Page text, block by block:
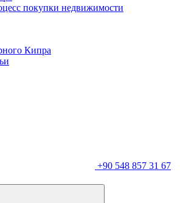
покупки недвижимости
Кипра
+90 548 857 31 67